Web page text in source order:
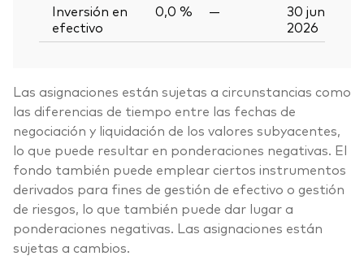
Inversión en
efectivo
0,0 % —
30 jun
2026
Las asignaciones están sujetas a circunstancias como
las diferencias de tiempo entre las fechas de
negociación y liquidación de los valores subyacentes,
lo que puede resultar en ponderaciones negativas. El
fondo también puede emplear ciertos instrumentos
derivados para fines de gestión de efectivo o gestión
de riesgos, lo que también puede dar lugar a
ponderaciones negativas. Las asignaciones están
sujetas a cambios.